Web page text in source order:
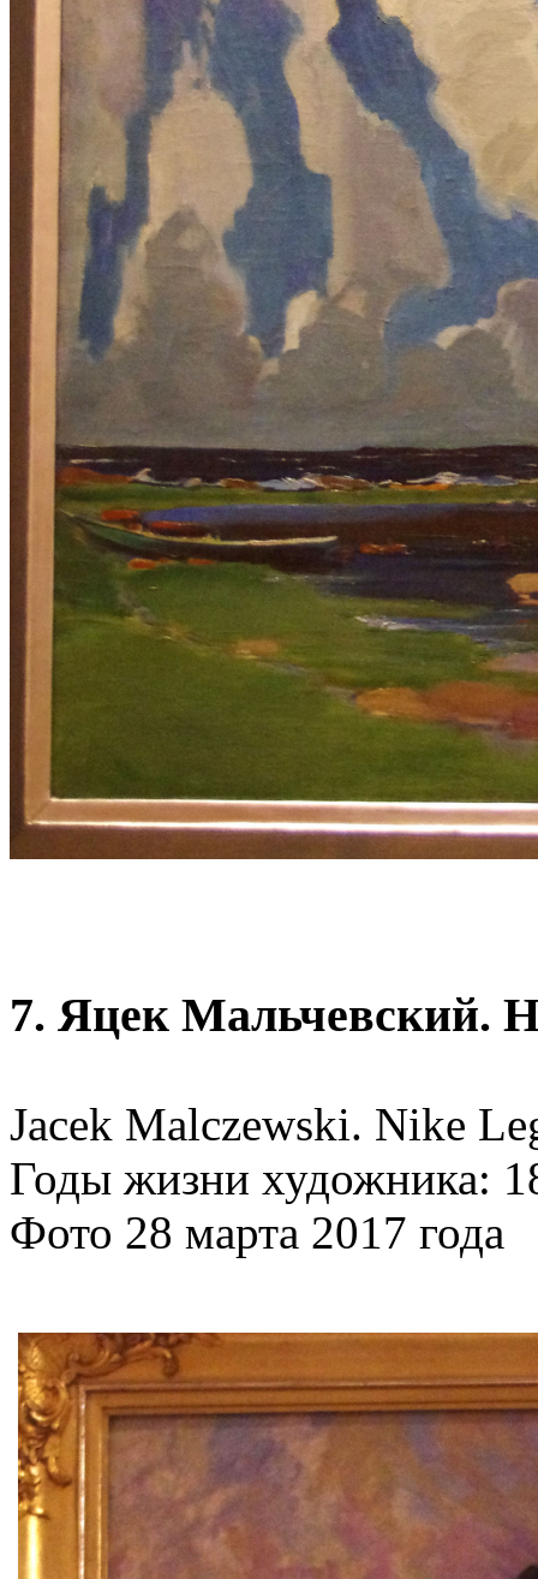
7. Яцек Мальчевский.
Jacek Malczewski. Nike
Годы жизни художника:
Фото 28 марта 2017 года